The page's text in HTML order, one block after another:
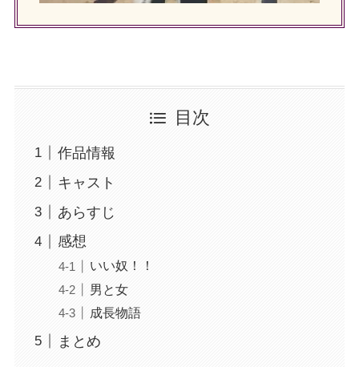
目次
作品情報
キャスト
あらすじ
感想
いい奴！！
男と女
成長物語
まとめ